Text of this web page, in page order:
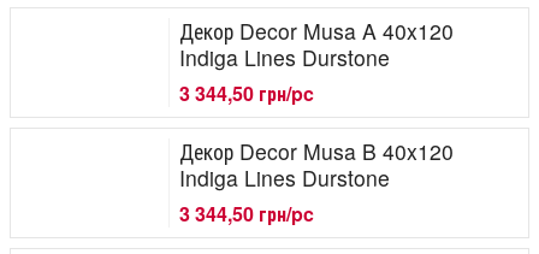
Декор Decor Musa A 40x120
Indiga Lines Durstone
3 344,50 грн/pc
Декор Decor Musa B 40x120
Indiga Lines Durstone
3 344,50 грн/pc